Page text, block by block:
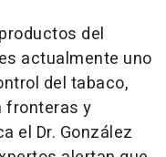
del
actualmente uno
del tabaco,
fronteras y
el Dr. González